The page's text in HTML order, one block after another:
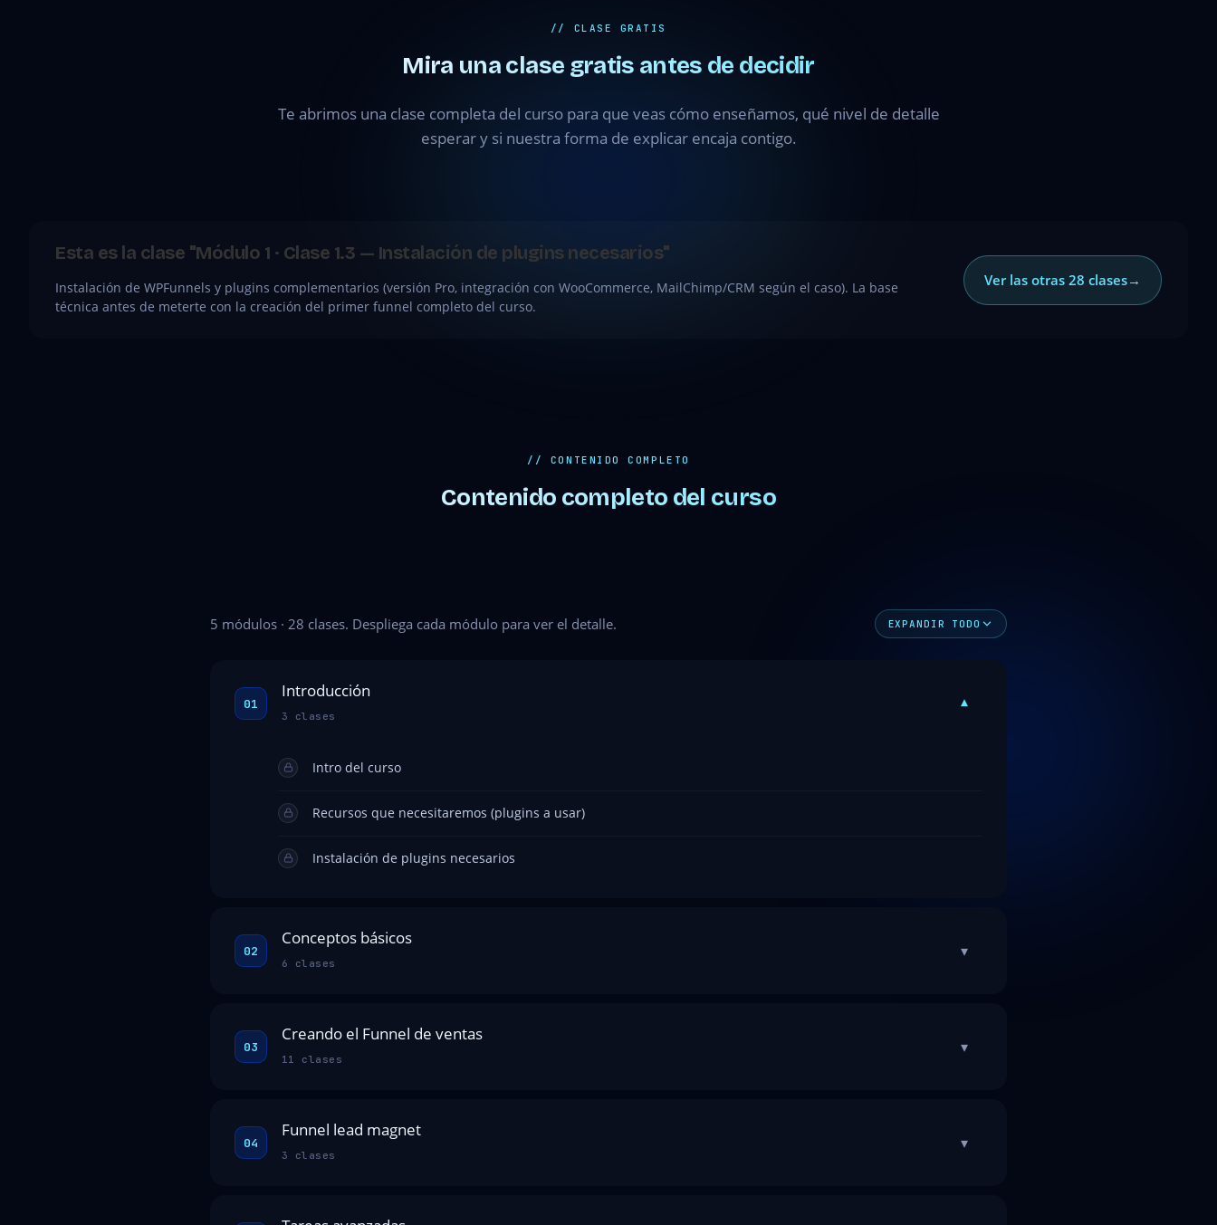
// CLASE GRATIS
Mira una clase gratis antes de decidir
Te abrimos una clase completa del curso para que veas cómo enseñamos, qué nivel de detalle
esperar y si nuestra forma de explicar encaja contigo.
Esta es la clase "Módulo 1 · Clase 1.3 — Instalación de plugins necesarios"
Instalación de WPFunnels y plugins complementarios (versión Pro, integración con WooCommerce, MailChimp/CRM según el caso). La base
técnica antes de meterte con la creación del primer funnel completo del curso.
Ver las otras 28 clases→
// CONTENIDO COMPLETO
Contenido completo del curso
5 módulos · 28 clases. Despliega cada módulo para ver el detalle. EXPANDIR TODO
01
Introducción
3 clases
▾
Intro del curso
Recursos que necesitaremos (plugins a usar)
Instalación de plugins necesarios
02
Conceptos básicos
6 clases
▾
03
Creando el Funnel de ventas
11 clases
▾
04
Funnel lead magnet
3 clases
▾